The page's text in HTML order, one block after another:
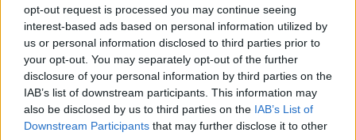
opt-out request is processed you may continue seeing
interest-based ads based on personal information utilized by
us or personal information disclosed to third parties prior to
your opt-out. You may separately opt-out of the further
disclosure of your personal information by third parties on the
IAB’s list of downstream participants. This information may
also be disclosed by us to third parties on the IAB’s List of
Downstream Participants that may further disclose it to other
Inviaci le tue segnalazioni,
i tuoi video e le tue foto
Su WhatsApp al numero +39
345 356 7512